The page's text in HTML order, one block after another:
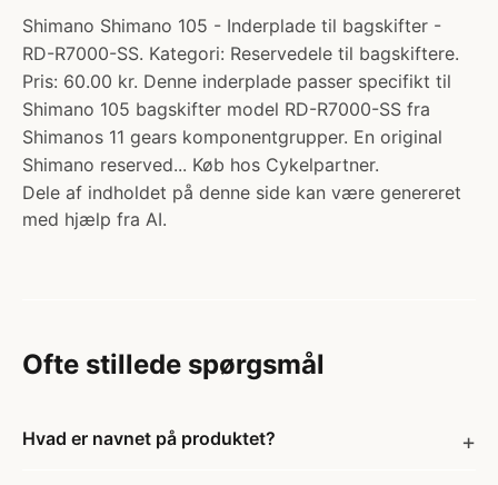
Shimano Shimano 105 - Inderplade til bagskifter -
RD-R7000-SS. Kategori: Reservedele til bagskiftere.
Pris: 60.00 kr. Denne inderplade passer specifikt til
Shimano 105 bagskifter model RD-R7000-SS fra
Shimanos 11 gears komponentgrupper. En original
Shimano reserved... Køb hos Cykelpartner.
Dele af indholdet på denne side kan være genereret
med hjælp fra AI.
Ofte stillede spørgsmål
Hvad er navnet på produktet?